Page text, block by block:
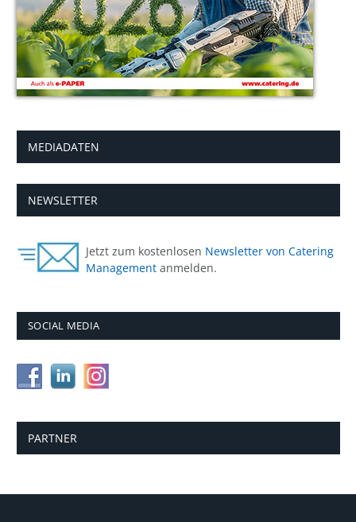
MEDIADATEN
NEWSLETTER
Jetzt zum kostenlosen Newsletter von Catering
Management anmelden.
SOCIAL MEDIA
PARTNER